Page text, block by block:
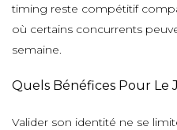
timing reste compétitif
où certains concurrents
semaine.
Quels Bénéfices Pour Le
Valider son identité ne se